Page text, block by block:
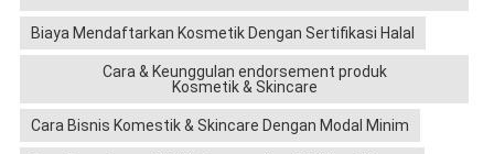
Biaya Mendaftarkan Kosmetik Dengan Sertifikasi Halal
Cara & Keunggulan endorsement produk
Kosmetik & Skincare
Cara Bisnis Komestik & Skincare Dengan Modal Minim